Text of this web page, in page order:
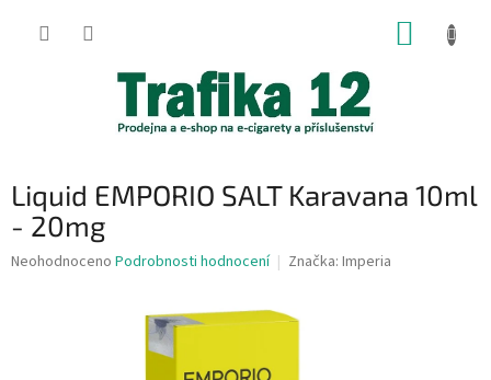
Liquid EMPORIO SALT Karavana 10ml
- 20mg
Průměrné
Neohodnoceno Podrobnosti hodnocení Značka: Imperia